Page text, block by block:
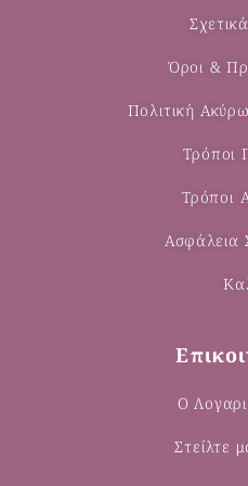
Όροι &
Πολιτική
Τρόποι
Τρόποι
Ασφάλεια
Ο
Στείλτε